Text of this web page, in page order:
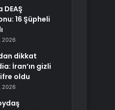
DEAŞ
16 Şüpheli
2026
dikkat
İran’ın gizli
oldu
2026